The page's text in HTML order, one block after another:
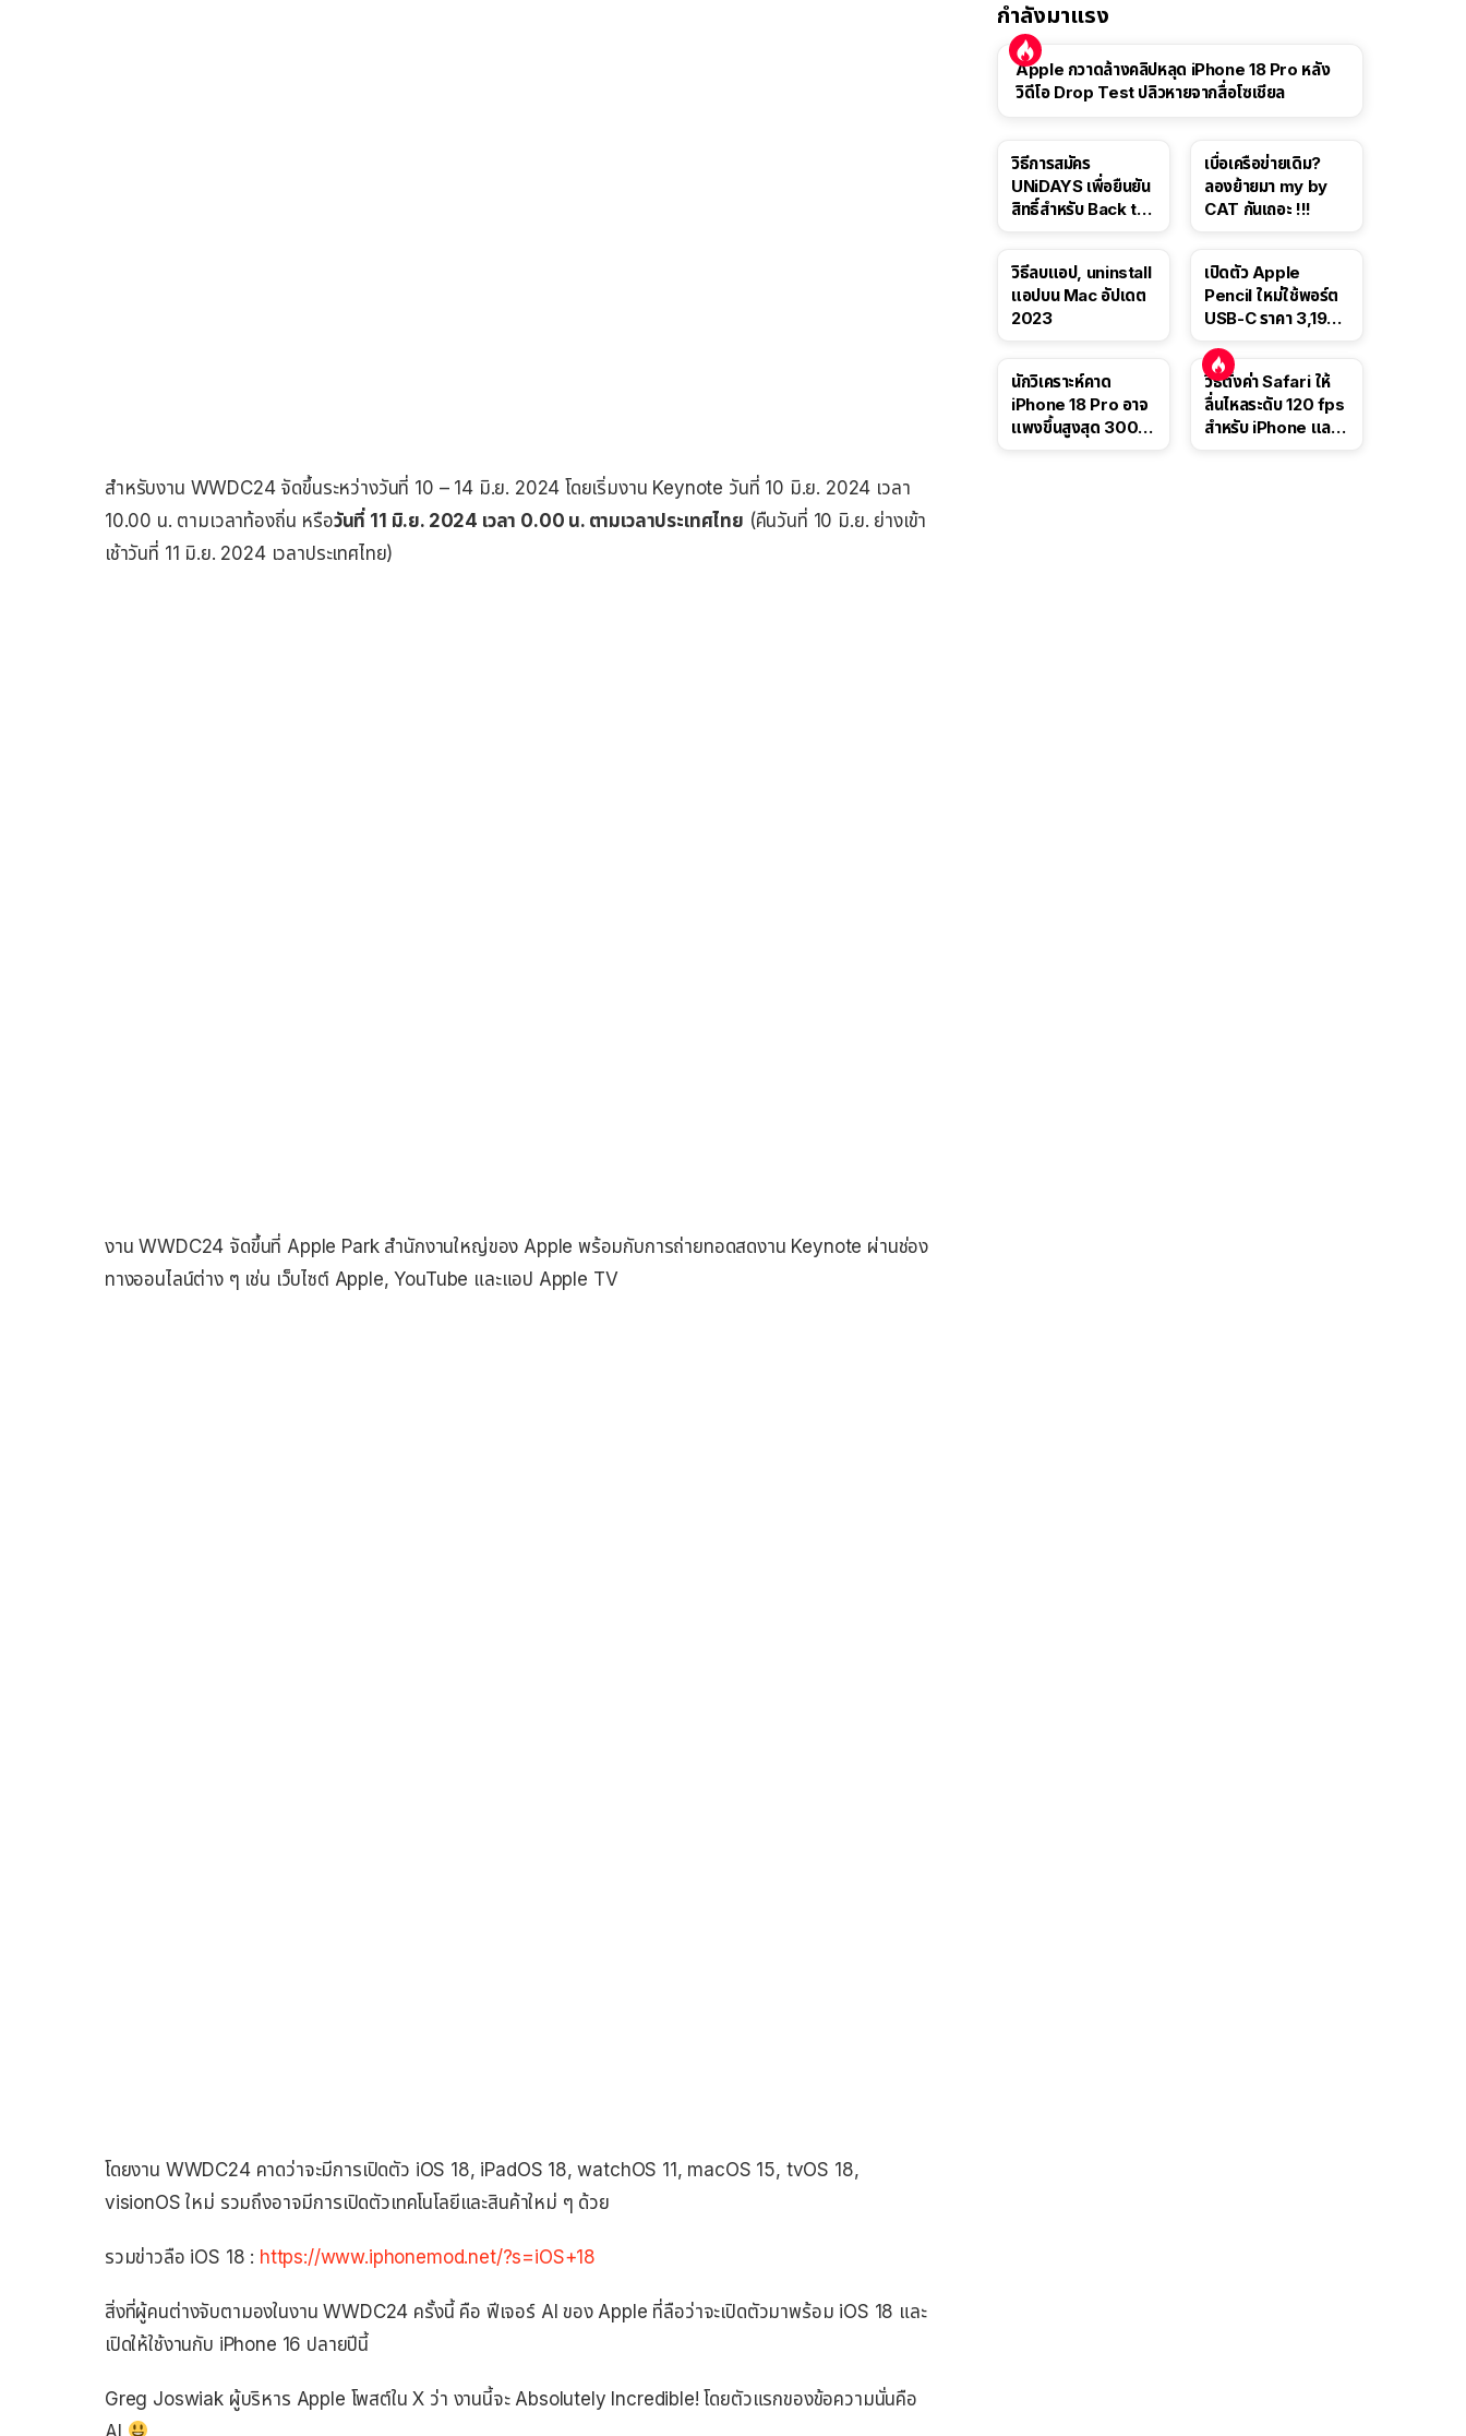
สำหรับงาน WWDC24 จัดขึ้นระหว่างวันที่ 10 – 14 มิ.ย. 2024 โดยเริ่มงาน Keynote วันที่ 10 มิ.ย. 2024 เวลา
10.00 น. ตามเวลาท้องถิ่น หรือวันที่ 11 มิ.ย. 2024 เวลา 0.00 น. ตามเวลาประเทศไทย (คืนวันที่ 10 มิ.ย. ย่างเข้า
เช้าวันที่ 11 มิ.ย. 2024 เวลาประเทศไทย)
งาน WWDC24 จัดขึ้นที่ Apple Park สำนักงานใหญ่ของ Apple พร้อมกับการถ่ายทอดสดงาน Keynote ผ่านช่อง
ทางออนไลน์ต่าง ๆ เช่น เว็บไซต์ Apple, YouTube และแอป Apple TV
โดยงาน WWDC24 คาดว่าจะมีการเปิดตัว iOS 18, iPadOS 18, watchOS 11, macOS 15, tvOS 18,
visionOS ใหม่ รวมถึงอาจมีการเปิดตัวเทคโนโลยีและสินค้าใหม่ ๆ ด้วย
รวมข่าวลือ iOS 18 : https://www.iphonemod.net/?s=iOS+18
สิ่งที่ผู้คนต่างจับตามองในงาน WWDC24 ครั้งนี้ คือ ฟีเจอร์ AI ของ Apple ที่ลือว่าจะเปิดตัวมาพร้อม iOS 18 และ
เปิดให้ใช้งานกับ iPhone 16 ปลายปีนี้
Greg Joswiak ผู้บริหาร Apple โพสต์ใน X ว่า งานนี้จะ Absolutely Incredible! โดยตัวแรกของข้อความนั่นคือ
AI
กำลังมาแรง
Apple กวาดล้างคลิปหลุด iPhone 18 Pro หลัง
วิดีโอ Drop Test ปลิวหายจากสื่อโซเชียล
วิธีการสมัคร
UNiDAYS เพื่อยืนยัน
สิทธิ์สำหรับ Back to
เบื่อเครือข่ายเดิม?
ลองย้ายมา my by
CAT กันเถอะ !!!
วิธีลบแอป, uninstall
แอปบน Mac อัปเดต
2023
เปิดตัว Apple
Pencil ใหม่ใช้พอร์ต
USB-C ราคา 3,190
นี้
นักวิเคราะห์คาด
iPhone 18 Pro อาจ
แพงขึ้นสูงสุด 300
วิธีตั้งค่า Safari ให้
ลื่นไหลระดับ 120 fps
สำหรับ iPhone และ